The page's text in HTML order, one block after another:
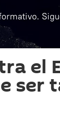
el
ser